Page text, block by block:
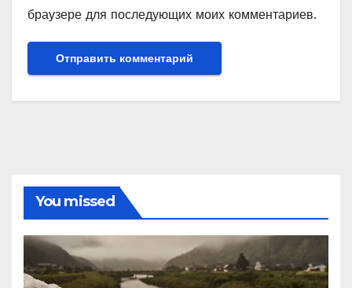
браузере для последующих моих комментариев.
You missed